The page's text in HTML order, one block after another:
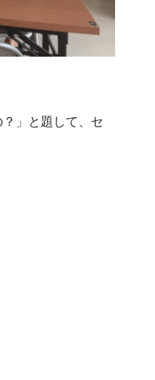
」と題して、セ